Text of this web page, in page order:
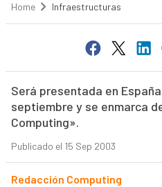
Home Infraestructuras
Será presentada en
septiembre y se enmarca
Computing».
Publicado el 15 Sep 2003
Redacción Computing